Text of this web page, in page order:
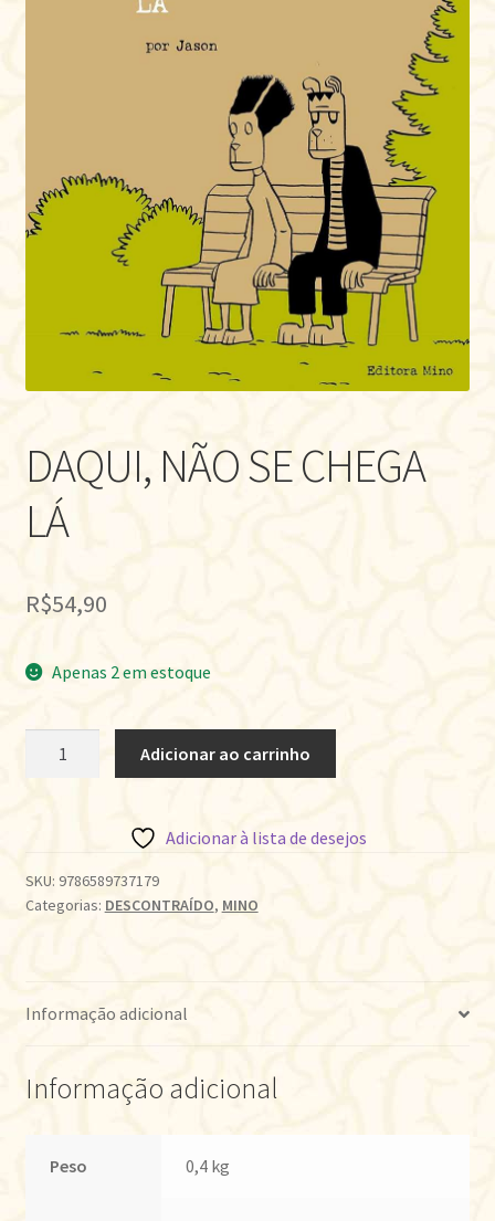
DAQUI, NÃO SE CHEGA
LÁ
R$54,90
Apenas 2 em estoque
quantidade
Adicionar ao carrinho
Adicionar à lista de desejos
SKU: 9786589737179
Categorias: DESCONTRAÍDO, MINO
Informação adicional
Informação adicional
Peso 0,4 kg